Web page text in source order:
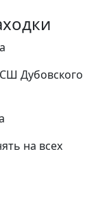
Дубовского
на всех